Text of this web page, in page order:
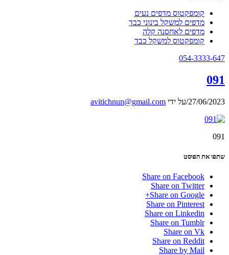
קומפקטוס מדפים נעים
מדפים למשקל בינוני כבד
מדפים לאחסנה קלה
קומפקטוס למשקל כבד
054-3333-647
091
27/06/2023
/על ידי avitichnun@gmail.com
091
שתפו את הפוסט
Share on Facebook
Share on Twitter
Share on Google+
Share on Pinterest
Share on Linkedin
Share on Tumblr
Share on Vk
Share on Reddit
Share by Mail